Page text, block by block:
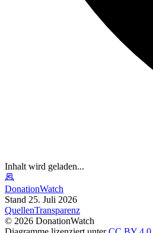
Inhalt wird geladen...
DonationWatch
Stand 25. Juli 2026
QuellenTransparenz
© 2026 DonationWatch